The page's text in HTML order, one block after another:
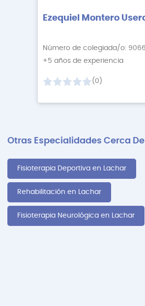
Ezequiel Montero
Número de colegiada/o: 9066
+5 años de experiencia
(0)
Otras Especialidades Cerca De
Fisioterapia Deportiva en Lachar
Rehabilitación en Lachar
Fisioterapia Neurológica en Lachar